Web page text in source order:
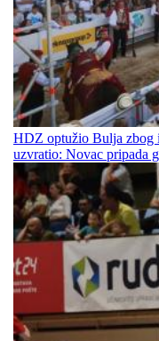
HDZ optužio Bulja zbog
uzvratio: Novac pripada